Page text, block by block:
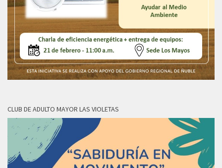
CLUB DE ADULTO MAYOR LAS VIOLETAS